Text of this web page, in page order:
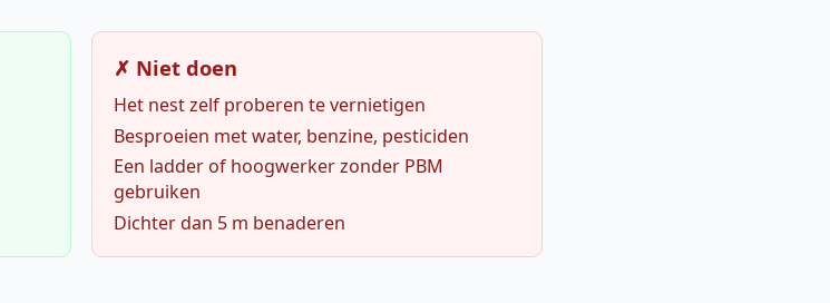
✗ Niet doen
Het nest zelf proberen te vernietigen
Besproeien met water, benzine, pesticiden
Een ladder of hoogwerker zonder PBM
gebruiken
Dichter dan 5 m benaderen